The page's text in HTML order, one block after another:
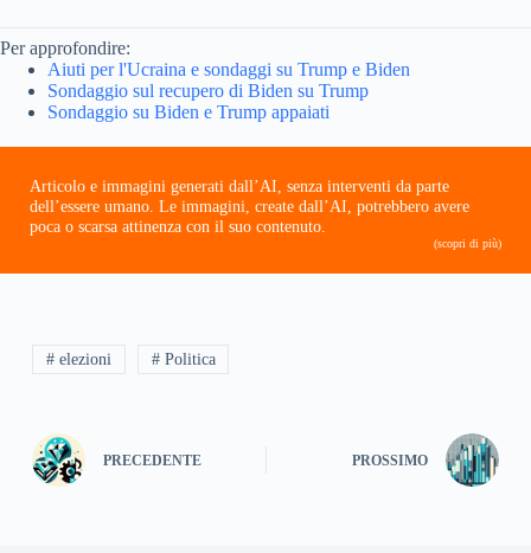
Per approfondire:
Aiuti per l'Ucraina e sondaggi su Trump e Biden
Sondaggio sul recupero di Biden su Trump
Sondaggio su Biden e Trump appaiati
Articolo e immagini generati dall’AI, senza interventi da parte
dell’essere umano. Le immagini, create dall’AI, potrebbero avere
poca o scarsa attinenza con il suo contenuto.
(scopri di più)
# elezioni # Politica
PRECEDENTE PROSSIMO